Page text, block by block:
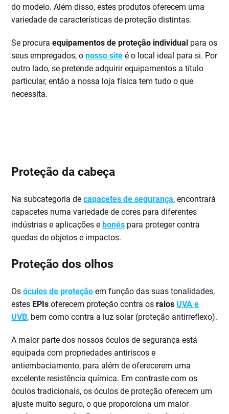
do modelo. Além disso, estes produtos oferecem uma
variedade de características de proteção distintas.
Se procuraequipamentos de proteção individual para os
seus empregados, onosso site é o local ideal para si. Por
outro lado, se pretende adquirir equipamentos a título
particular, então a nossa loja física tem tudo o que
necessita.
Proteção da cabeça
Na subcategoria decapacetes de segurança, encontrará
capacetes numa variedade de cores para diferentes
indústrias e aplicações ebonés para proteger contra
quedas de objetos e impactos.
Proteção dos olhos
Osóculos de proteção em função das suas tonalidades,
estes EPIs oferecem proteção contra osraiosUVA e
UVB, bem como contra a luz solar (proteção antirreflexo).
A maior parte dos nossos óculos de segurança está
equipada com propriedades antiriscos e
antiembaciamento, para além de oferecerem uma
excelente resistência química. Em contraste com os
óculos tradicionais, os óculos de proteção oferecem um
ajuste muito seguro, o que proporciona um maior